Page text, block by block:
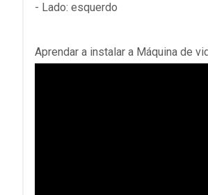
- Lado: esquerdo
Aprendar a instalar a Máquina de